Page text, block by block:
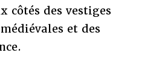
côtés des vestiges
et des